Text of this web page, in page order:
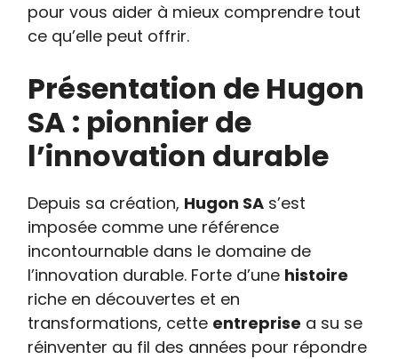
pour vous aider à mieux comprendre tout
ce qu’elle peut offrir.
Présentation de Hugon
SA : pionnier de
l’innovation durable
Depuis sa création, Hugon SA s’est
imposée comme une référence
incontournable dans le domaine de
l’innovation durable. Forte d’une histoire
riche en découvertes et en
transformations, cette entreprise a su se
réinventer au fil des années pour répondre